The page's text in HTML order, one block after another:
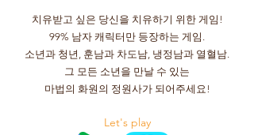
치유받고 싶은 당신을 치유하기 위한 게임!
99% 남자 캐릭터만 등장하는 게임.
소년과 청년, 훈남과 차도남, 냉정남과 열혈남.
그 모든 소년을 만날 수 있는
마법의 화원의 정원사가 되어주세요!
Let's play